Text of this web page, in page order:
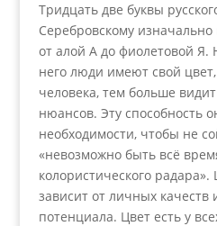
Тридцать две буквы
Серебровскому
от алой А до фиолетовой Я.
него люди имеют свой
человека, тем больше
нюансов. Эту способность
необходимости, чтобы не
«невозможно быть всё
колористического
зависит от личных качеств
потенциала. Цвет есть у